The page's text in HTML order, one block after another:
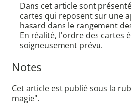
Dans cet article sont
cartes qui reposent sur une
hasard dans le rangement
En réalité, l'ordre des cartes
soigneusement prévu.
Notes
Cet article est publié sous la
magie".